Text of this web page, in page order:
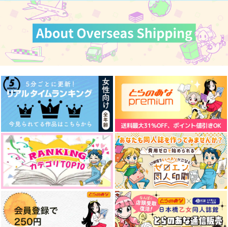
髪紐
472円（税込）
三井寿×宮城リョータ
サンプル
作品詳細
不自由な音
H/Mono
944円（税込）
フロイド×リドル
サンプル
作品詳細
Many a true word is
spoken in jest.
夏色ジムノペディ
1,257円（税込）
トレイ×ジェイド
サンプル
作品詳細
サンプル
カート カート カート